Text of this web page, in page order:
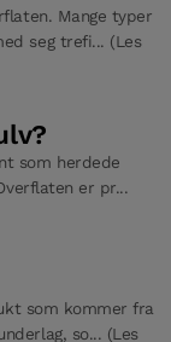
Mange typer
seg trefi... (Les
som herdede
er pr...
som kommer fra
so... (Les